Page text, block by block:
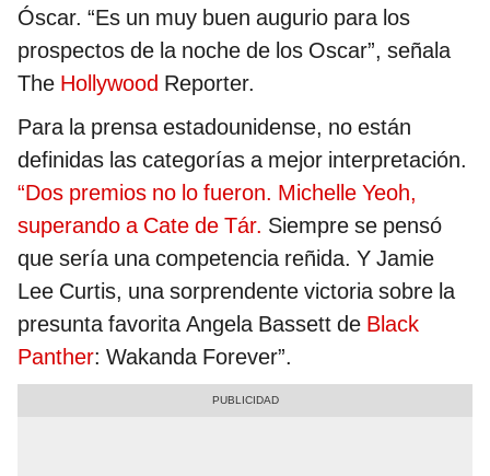
Óscar. “Es un muy buen augurio para los
prospectos de la noche de los Oscar”, señala
The Hollywood Reporter.
Para la prensa estadounidense, no están
definidas las categorías a mejor interpretación.
“Dos premios no lo fueron. Michelle Yeoh,
superando a Cate de Tár. Siempre se pensó
que sería una competencia reñida. Y Jamie
Lee Curtis, una sorprendente victoria sobre la
presunta favorita Angela Bassett de Black
Panther: Wakanda Forever”.